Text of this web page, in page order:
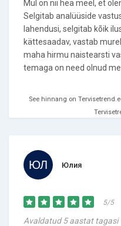
Mul on nii hea meel, et
Selgitab analüüside
lahendusi, selgitab kõik
kättesaadav, vastab
maha hirmu naistearsti
temaga on need olnud
See hinnang on
Юлия
5/5
Avaldatud 5 aastat tagasi